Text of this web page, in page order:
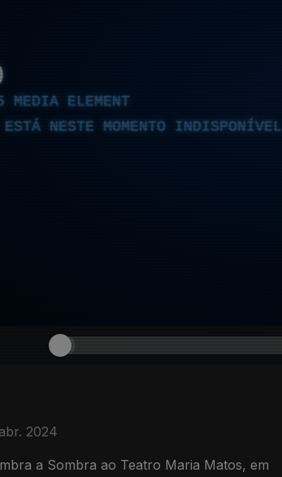
MEDIA ELEMENT
ESTÁ NESTE MOMENTO INDISPONÍVEL
2024
a Sombra ao Teatro Maria Matos, em